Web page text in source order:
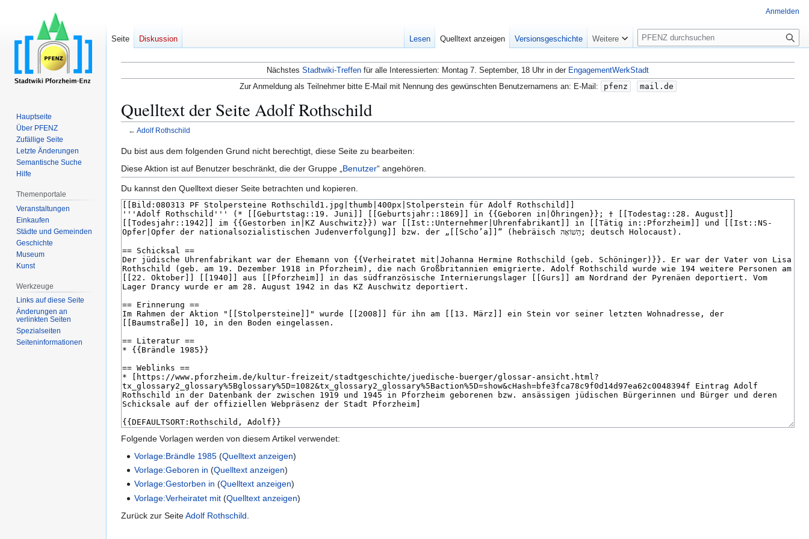
Nächstes Stadtwiki-Treffen für alle Interessierten: Montag 7. September, 18 Uhr in der EngagementWerkStadt
Zur Anmeldung als Teilnehmer bitte E-Mail mit Nennung des gewünschten Benutzernamens an: E-Mail:
pfenz mail.de
Quelltext der Seite Adolf Rothschild
← Adolf Rothschild
Zur
Navigation
springen
Zur
Suche
springen
Du bist aus dem folgenden Grund nicht berechtigt, diese Seite zu bearbeiten:
Diese Aktion ist auf Benutzer beschränkt, die der Gruppe „Benutzer“ angehören.
Du kannst den Quelltext dieser Seite betrachten und kopieren.
Folgende Vorlagen werden von diesem Artikel verwendet:
Vorlage:Brändle 1985 (Quelltext anzeigen)
Vorlage:Geboren in (Quelltext anzeigen)
Vorlage:Gestorben in (Quelltext anzeigen)
Vorlage:Verheiratet mit (Quelltext anzeigen)
Zurück zur SeiteAdolf Rothschild
Anmelden
Seite Diskussion Lesen Quelltext anzeigen Versionsgeschichte Weitere
S
u
c
h
e
Hauptseite
Über PFENZ
Zufällige Seite
Letzte Änderungen
Semantische Suche
Hilfe
Themenportale
Veranstaltungen
Einkaufen
Städte und Gemeinden
Geschichte
Museum
Kunst
Werkzeuge
Links auf diese Seite
Änderungen an
verlinkten Seiten
Spezialseiten
Seiten­­informationen